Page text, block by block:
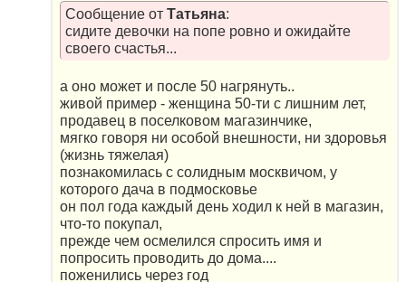
Сообщение от Татьяна:
сидите девочки на попе ровно и ожидайте
своего счастья...
а оно может и после 50 нагрянуть..
живой пример - женщина 50-ти с лишним лет,
продавец в поселковом магазинчике,
мягко говоря ни особой внешности, ни здоровья
(жизнь тяжелая)
познакомилась с солидным москвичом, у
которого дача в подмосковье
он пол года каждый день ходил к ней в магазин,
что-то покупал,
прежде чем осмелился спросить имя и
попросить проводить до дома....
поженились через год